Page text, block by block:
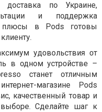
доставка по Украине,
и поддержка
в Pods готовы
удовольствия от
в одном устройстве –
станет отличным
магазине Pods
качественный товар и
Сделайте шаг к